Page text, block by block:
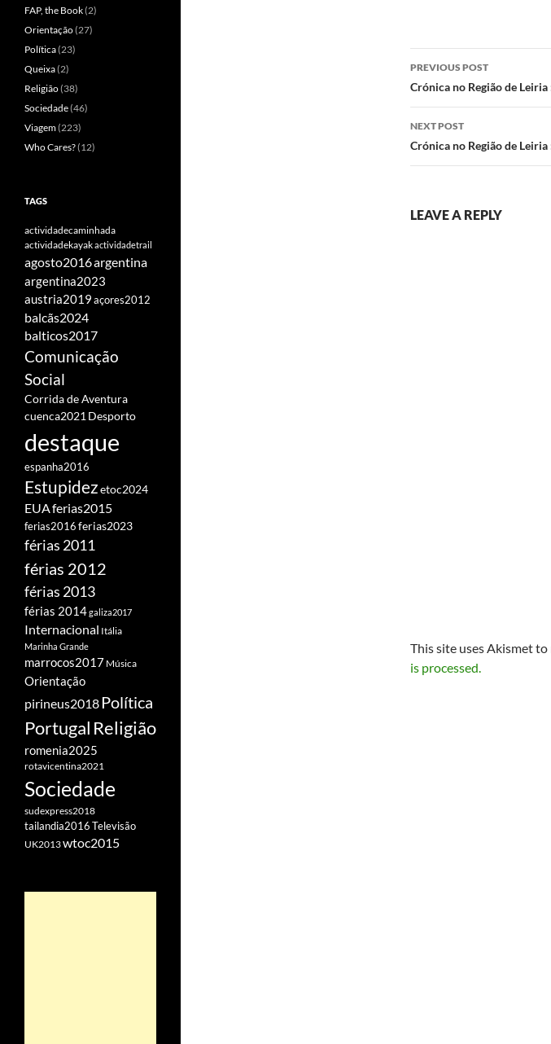
Post
navigation
PREVIOUS POST
Crónica no Região de
NEXT POST
Crónica no Região de
LEAVE A REPLY
This site uses Akismet to
is processed.
FAP, the Book(2)
Orientação(27)
Política(23)
Queixa(2)
Religião(38)
Sociedade(46)
Viagem(223)
Who Cares?(12)
TAGS
actividadecaminhada
actividadekayakactividadetrail
agosto2016argentina
argentina2023
austria2019açores2012
balcãs2024
balticos2017
Comunicação
Social
Corrida de Aventura
cuenca2021 Desporto
destaque
espanha2016
Estupidezetoc2024
EUAferias2015
ferias2016ferias2023
férias 2011
férias 2012
férias 2013
férias 2014galiza2017
Internacional Itália
Marinha Grande
marrocos2017 Música
Orientação
pirineus2018 Política
Portugal Religião
romenia2025
rotavicentina2021
Sociedade
sudexpress2018
tailandia2016Televisão
UK2013wtoc2015